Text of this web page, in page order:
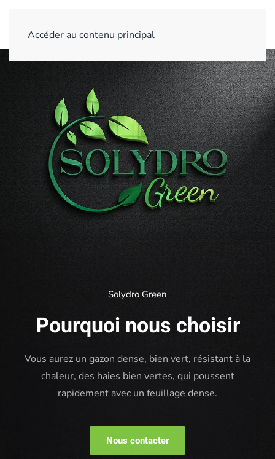
Accéder au contenu principal
Solydro Green
Pourquoi nous choisir
Vous aurez un gazon dense, bien vert, résistant à la
chaleur, des haies bien vertes, qui poussent
rapidement avec un feuillage dense.
Nous contacter